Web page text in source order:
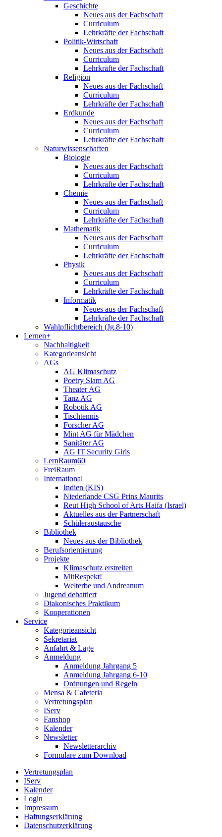
Geschichte
Neues aus der Fachschaft
Curriculum
Lehrkräfte der Fachschaft
Politik-Wirtschaft
Neues aus der Fachschaft
Curriculum
Lehrkräfte der Fachschaft
Religion
Neues aus der Fachschaft
Curriculum
Lehrkräfte der Fachschaft
Erdkunde
Neues aus der Fachschaft
Curriculum
Lehrkräfte der Fachschaft
Naturwissenschaften
Biologie
Neues aus der Fachschaft
Curriculum
Lehrkräfte der Fachschaft
Chemie
Neues aus der Fachschaft
Curriculum
Lehrkräfte der Fachschaft
Mathematik
Neues aus der Fachschaft
Curriculum
Lehrkräfte der Fachschaft
Physik
Neues aus der Fachschaft
Curriculum
Lehrkräfte der Fachschaft
Informatik
Neues aus der Fachschaft
Lehrkräfte der Fachschaft
Wahlpflichtbereich (Jg.8-10)
Lernen+
Nachhaltigkeit
Kategorieansicht
AGs
AG Klimaschutz
Poetry Slam AG
Theater AG
Tanz AG
Robotik AG
Tischtennis
Forscher AG
Mint AG für Mädchen
Sanitäter AG
AG IT Security Girls
LernRaum60
FreiRaum
International
Indien (KIS)
Niederlande CSG Prins Maurits
Reut High School of Arts Haifa (Israel)
Aktuelles aus der Partnerschaft
Schüleraustausche
Bibliothek
Neues aus der Bibliothek
Berufsorientierung
Projekte
Klimaschutz erstreiten
MitRespekt!
Welterbe und Andreanum
Jugend debattiert
Diakonisches Praktikum
Kooperationen
Service
Kategorieansicht
Sekretariat
Anfahrt & Lage
Anmeldung
Anmeldung Jahrgang 5
Anmeldung Jahrgang 6-10
Ordnungen und Regeln
Mensa & Cafeteria
Vertretungsplan
IServ
Fanshop
Kalender
Newsletter
Newsletterarchiv
Formulare zum Download
Vertretungsplan
IServ
Kalender
Login
Impressum
Haftungserklärung
Datenschutzerklärung